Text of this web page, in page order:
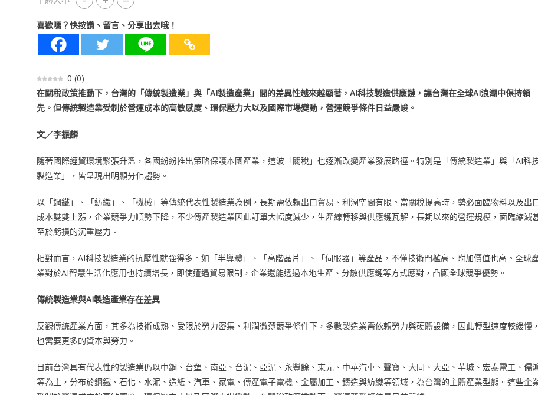
喜歡嗎？快按讚、留言、分享出去哦！
0 (0)
在關稅政策推動下，台灣的「傳統製造業」與「AI製造產業」間的差異性越來越顯著，AI科技製造供應鏈，讓台灣在全球AI浪潮中保持領
先。但傳統製造業受制於營運成本的高敏感度、環保壓力大以及國際市場變動，營運競爭條件日益嚴峻。
文／李振麟
隨著國際經貿環境緊張升溫，各國紛紛推出策略保護本國產業，這波「關稅」也逐漸改變產業發展路徑。特別是「傳統製造業」與「AI科
製造業」，皆呈現出明顯分化趨勢。
以「鋼鐵」、「紡織」、「機械」等傳統代表性製造業為例，長期需依賴出口貿易、利潤空間有限。當關稅提高時，勢必面臨物料以及出
成本雙雙上漲，企業競爭力順勢下降，不少傳產製造業因此訂單大幅度減少，生產線轉移與供應鏈瓦解，長期以來的營運規模，面臨縮減
至於虧損的沉重壓力。
相對而言，AI科技製造業的抗壓性就強得多。如「半導體」、「高階晶片」、「伺服器」等產品，不僅技術門檻高、附加價值也高。全球
業對於AI智慧生活化應用也持續增長，即使遭遇貿易限制，企業還能透過本地生產、分散供應鏈等方式應對，凸顯全球競爭優勢。
傳統製造業與AI製造產業存在差異
反觀傳統產業方面，其多為技術成熟、受限於勞力密集、利潤微薄競爭條件下，多數製造業需依賴勞力與硬體設備，因此轉型速度較緩慢，
也需要更多的資本與勞力。
目前台灣具有代表性的製造業仍以中鋼、台塑、南亞、台泥、亞泥、永豐餘、東元、中華汽車、聲寶、大同、大亞、華城、宏泰電工、儒
等為主，分布於鋼鐵、石化、水泥、造紙、汽車、家電、傳產電子電機、金屬加工、鑄造與紡織等領域，為台灣的主體產業型態。這些企